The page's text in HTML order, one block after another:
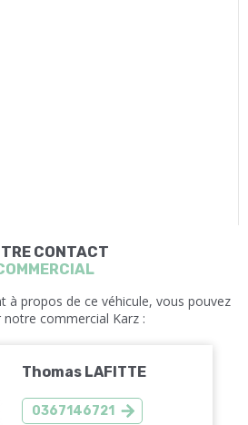
CONTACT
à propos de ce véhicule, vous pouvez
commercial Karz :
Thomas LAFITTE
0367146721